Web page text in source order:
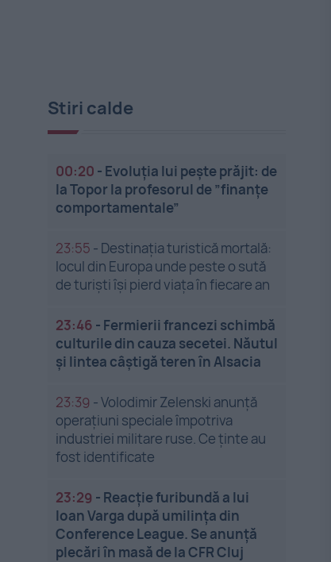
Stiri calde
00:20 - Evoluția lui pește prăjit: de
la Topor la profesorul de ”finanțe
comportamentale”
23:55 - Destinația turistică mortală:
locul din Europa unde peste o sută
de turiști își pierd viața în fiecare an
23:46 - Fermierii francezi schimbă
culturile din cauza secetei. Năutul
și lintea câștigă teren în Alsacia
23:39 -Volodimir Zelenski anunță
operațiuni speciale împotriva
industriei militare ruse. Ce ținte au
fost identificate
23:29 - Reacție furibundă a lui
Ioan Varga după umilința din
Conference League. Se anunță
plecări în masă de la CFR Cluj